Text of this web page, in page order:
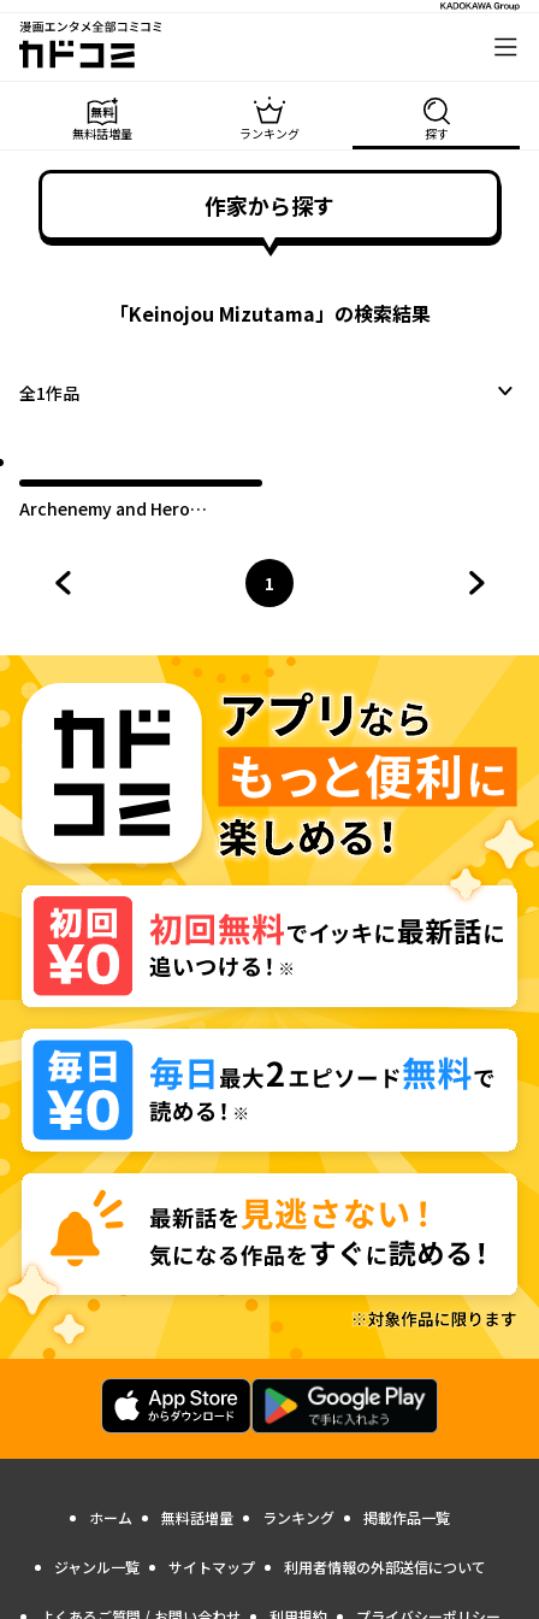
漫画エンタメ全部コミコミ
カドコミ
無料話増量 ランキング 探す
作家から探す
「Keinojou Mizutama」の検索結果
全1作品
Archenemy and Hero
ページ
1
へ
ホーム 無料話増量 ランキング 掲載作品一覧
ジャンル一覧 サイトマップ 利用者情報の外部送信について